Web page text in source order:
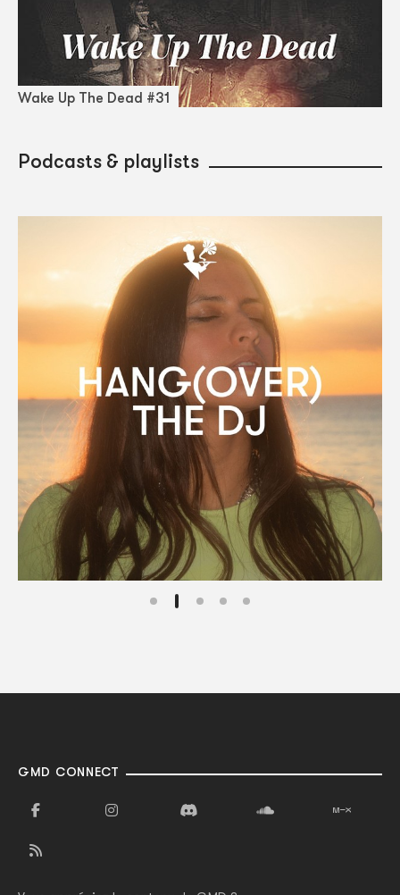
Wake Up The Dead #31
Podcasts & playlists
GMD CONNECT